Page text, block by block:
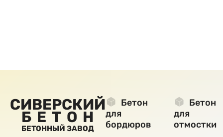
СИВЕРСКИЙ
БЕТОН
БЕТОННЫЙ ЗАВОД
Бетон
для
бордюров
Бетон
для
отмостки